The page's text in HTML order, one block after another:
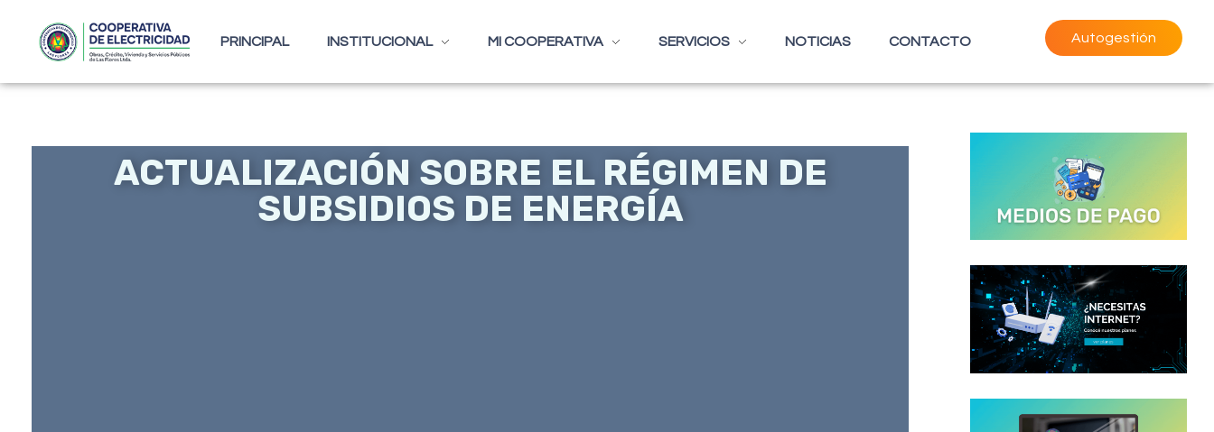
PRINCIPAL INSTITUCIONAL MI COOPERATIVA SERVICIOS NOTICIAS CONTACTO Autogestión
ACTUALIZACIÓN SOBRE EL RÉGIMEN DE
SUBSIDIOS DE ENERGÍA